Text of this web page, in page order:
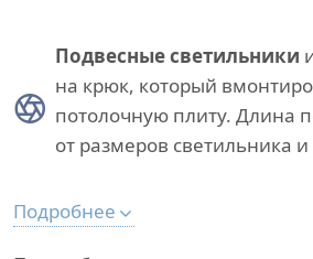
Подвесные светильники
на крюк, который
потолочную плиту. Длина
от размеров светильника
Подробнее